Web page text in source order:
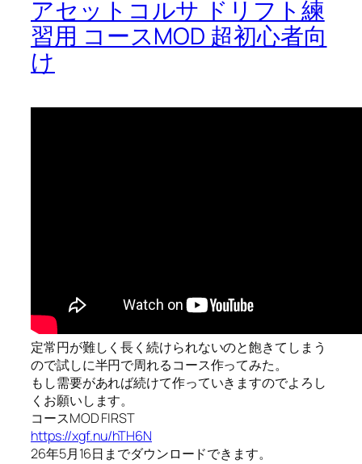
アセットコルサ ドリフト練
習用 コースMOD 超初心者向
け
定常円が難しく長く続けられないのと飽きてしまう
ので試しに半円で周れるコース作ってみた。
もし需要があれば続けて作っていきますのでよろし
くお願いします。
コースMOD FIRST
https://xgf.nu/hTH6N
26年5月16日までダウンロードできます。